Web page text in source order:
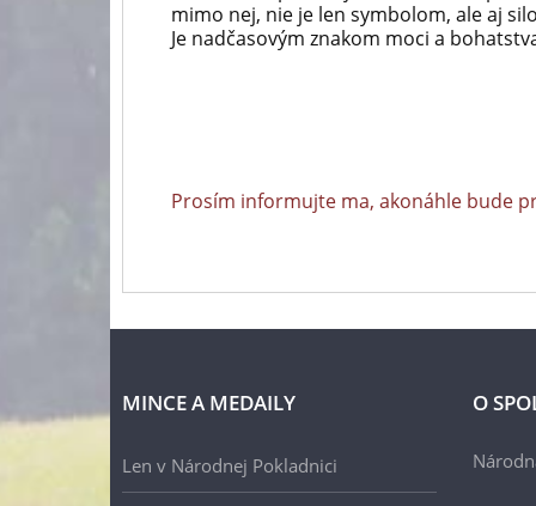
mimo nej, nie je len symbolom, ale aj
Je nadčasovým znakom moci a
Prosím informujte ma, akonáhle bude
MINCE A MEDAILY
Len v Národnej Pokladnici
O